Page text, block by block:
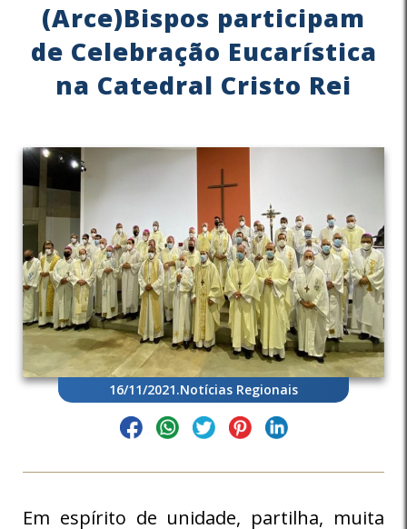
(Arce)Bispos participam
de Celebração Eucarística
na Catedral Cristo Rei
16/11/2021.Notícias Regionais
Em espírito de unidade, partilha, muita